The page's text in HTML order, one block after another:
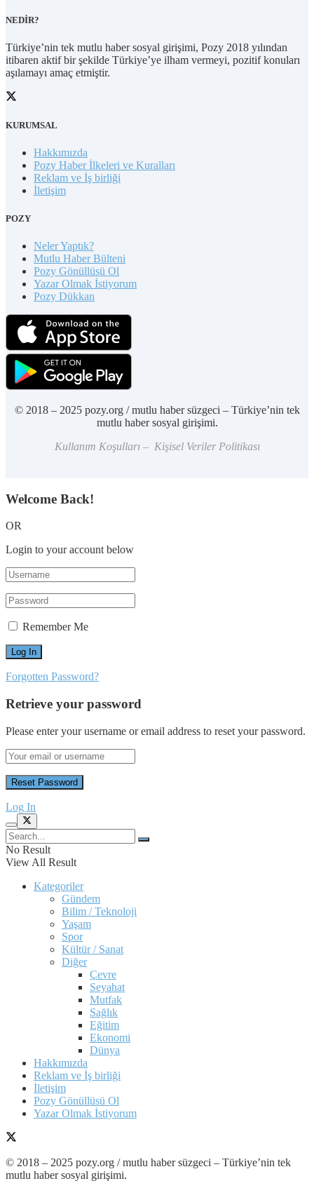
NEDİR?
Türkiye’nin tek mutlu haber sosyal girişimi, Pozy 2018 yılından
itibaren aktif bir şekilde Türkiye’ye ilham vermeyi, pozitif konuları
aşılamayı amaç etmiştir.
KURUMSAL
Hakkımızda
Pozy Haber İlkeleri ve Kuralları
Reklam ve İş birliği
İletişim
POZY
Neler Yaptık?
Mutlu Haber Bülteni
Pozy Gönüllüsü Ol
Yazar Olmak İstiyorum
Pozy Dükkan
© 2018 – 2025 pozy.org / mutlu haber süzgeci – Türkiye’nin tek
mutlu haber sosyal girişimi.
Kullanım Koşulları – Kişisel Veriler Politikası
Welcome Back!
OR
Login to your account below
Remember Me
Forgotten Password?
Retrieve your password
Please enter your username or email address to reset your password.
Log In
No Result
View All Result
Kategoriler
Gündem
Bilim / Teknoloji
Yaşam
Spor
Kültür / Sanat
Diğer
Çevre
Seyahat
Mutfak
Sağlık
Eğitim
Ekonomi
Dünya
Hakkımızda
Reklam ve İş birliği
İletişim
Pozy Gönüllüsü Ol
Yazar Olmak İstiyorum
© 2018 – 2025 pozy.org / mutlu haber süzgeci – Türkiye’nin tek
mutlu haber sosyal girişimi.